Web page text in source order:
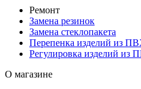
Ремонт
Замена резинок
Замена стеклопакета
Перепенка изделий из
Регулировка изделий из
О магазине